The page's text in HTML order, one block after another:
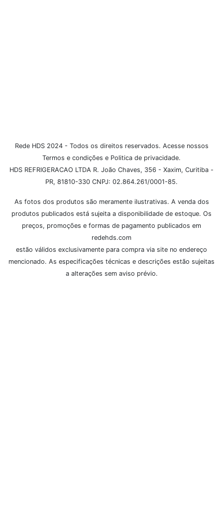
Rede HDS 2024 - Todos os direitos reservados. Acesse nossos
Termos e condições e Politica de privacidade.
HDS REFRIGERACAO LTDA R. João Chaves, 356 - Xaxim, Curitiba -
PR, 81810-330 CNPJ: 02.864.261/0001-85.
As fotos dos produtos são meramente ilustrativas. A venda dos
produtos publicados está sujeita a disponibilidade de estoque. Os
preços, promoções e formas de pagamento publicados em
redehds.com
estão válidos exclusivamente para compra via site no endereço
mencionado. As especificações técnicas e descrições estão sujeitas
a alterações sem aviso prévio.